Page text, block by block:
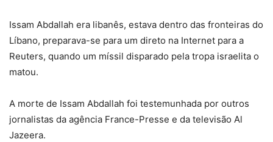
Issam Abdallah era libanês, estava dentro das fronteiras do
Líbano, preparava-se para um direto na Internet para a
Reuters, quando um míssil disparado pela tropa israelita o
matou.
A morte de Issam Abdallah foi testemunhada por outros
jornalistas da agência France-Presse e da televisão Al
Jazeera.